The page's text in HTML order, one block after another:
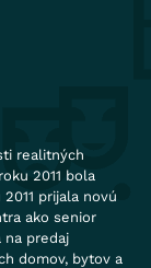
realitných
2011 bola
prijala novú
ako senior
na predaj
domov, bytov a